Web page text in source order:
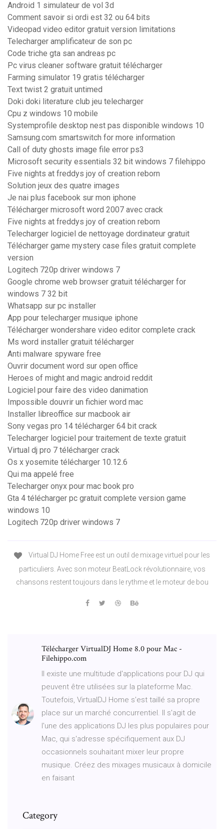
Android 1 simulateur de vol 3d
Comment savoir si ordi est 32 ou 64 bits
Videopad video editor gratuit version limitations
Telecharger amplificateur de son pc
Code triche gta san andreas pc
Pc virus cleaner software gratuit télécharger
Farming simulator 19 gratis télécharger
Text twist 2 gratuit untimed
Doki doki literature club jeu telecharger
Cpu z windows 10 mobile
Systemprofile desktop nest pas disponible windows 10
Samsung.com smartswitch for more information
Call of duty ghosts image file error ps3
Microsoft security essentials 32 bit windows 7 filehippo
Five nights at freddys joy of creation reborn
Solution jeux des quatre images
Je nai plus facebook sur mon iphone
Télécharger microsoft word 2007 avec crack
Five nights at freddys joy of creation reborn
Telecharger logiciel de nettoyage dordinateur gratuit
Télécharger game mystery case files gratuit complete
version
Logitech 720p driver windows 7
Google chrome web browser gratuit télécharger for
windows 7 32 bit
Whatsapp sur pc installer
App pour telecharger musique iphone
Télécharger wondershare video editor complete crack
Ms word installer gratuit télécharger
Anti malware spyware free
Ouvrir document word sur open office
Heroes of might and magic android reddit
Logiciel pour faire des video danimation
Impossible douvrir un fichier word mac
Installer libreoffice sur macbook air
Sony vegas pro 14 télécharger 64 bit crack
Telecharger logiciel pour traitement de texte gratuit
Virtual dj pro 7 télécharger crack
Os x yosemite télécharger 10.12.6
Qui ma appelé free
Telecharger onyx pour mac book pro
Gta 4 télécharger pc gratuit complete version game
windows 10
Logitech 720p driver windows 7
Virtual DJ Home Free est un outil de mixage virtuel pour les
particuliers. Avec son moteur BeatLock révolutionnaire, vos
chansons restent toujours dans le rythme et le moteur de bou
Télécharger VirtualDJ Home 8.0 pour Mac -
Filehippo.com
Il existe une multitude d'applications pour DJ qui
peuvent être utilisées sur la plateforme Mac.
Toutefois, VirtualDJ Home s'est taillé sa propre
place sur un marché concurrentiel. Il s'agit de
l'une des applications DJ les plus populaires pour
Mac, qui s'adresse spécifiquement aux DJ
occasionnels souhaitant mixer leur propre
musique. Créez des mixages musicaux à domicile
en faisant
Category